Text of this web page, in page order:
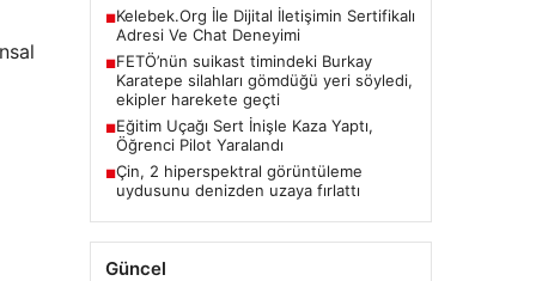
■Kelebek.Org İle Dijital İletişimin Sertifikalı
Adresi Ve Chat Deneyimi
■FETÖ’nün suikast timindeki Burkay
Karatepe silahları gömdüğü yeri söyledi,
ekipler harekete geçti
■Eğitim Uçağı Sert İnişle Kaza Yaptı,
Öğrenci Pilot Yaralandı
■Çin, 2 hiperspektral görüntüleme
uydusunu denizden uzaya fırlattı
Güncel